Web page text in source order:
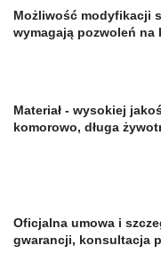
Możliwość modyfikacji
wymagają pozwoleń na
Materiał - wysokiej
komorowo, długa
Oficjalna umowa i
gwarancji, konsultacja